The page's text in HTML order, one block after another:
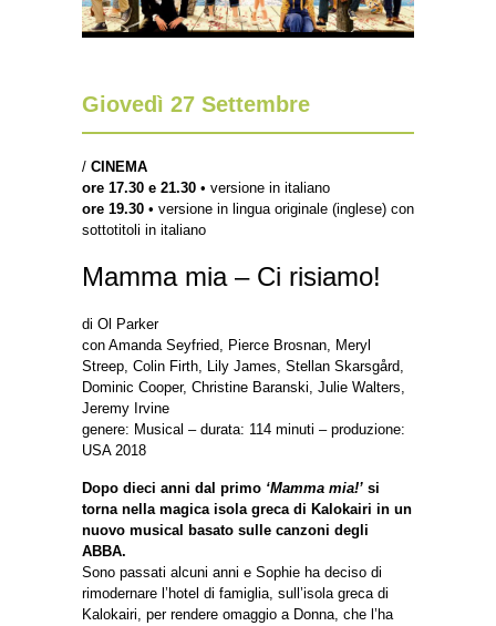
Giovedì 27 Settembre
/ CINEMA
ore 17.30 e 21.30 • versione in italiano
ore 19.30 • versione in lingua originale (inglese) con
sottotitoli in italiano
Mamma mia – Ci risiamo!
di Ol Parker
con Amanda Seyfried, Pierce Brosnan, Meryl
Streep, Colin Firth, Lily James, Stellan Skarsgård,
Dominic Cooper, Christine Baranski, Julie Walters,
Jeremy Irvine
genere: Musical – durata: 114 minuti – produzione:
USA 2018
Dopo dieci anni dal primo ‘Mamma mia!’ si
torna nella magica isola greca di Kalokairi in un
nuovo musical basato sulle canzoni degli
ABBA.
Sono passati alcuni anni e Sophie ha deciso di
rimodernare l’hotel di famiglia, sull’isola greca di
Kalokairi, per rendere omaggio a Donna, che l’ha